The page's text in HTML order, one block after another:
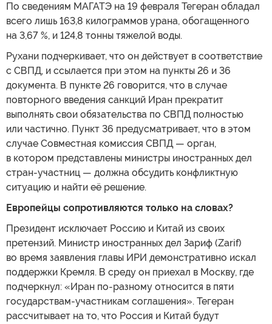
По сведениям МАГАТЭ на 19 февраля Тегеран обладал
всего лишь 163,8 килограммов урана, обогащенного
на 3,67 %, и 124,8 тонны тяжелой воды.
Рухани подчеркивает, что он действует в соответствие
с СВПД, и ссылается при этом на пункты 26 и 36
документа. В пункте 26 говорится, что в случае
повторного введения санкций Иран прекратит
выполнять свои обязательства по СВПД полностью
или частично. Пункт 36 предусматривает, что в этом
случае Совместная комиссия СВПД — орган,
в котором представлены министры иностранных дел
стран-участниц — должна обсудить конфликтную
ситуацию и найти её решение.
Европейцы сопротивляются только на словах?
Президент исключает Россию и Китай из своих
претензий. Министр иностранных дел Зариф (Zarif)
во время заявления главы ИРИ демонстративно искал
поддержки Кремля. В среду он приехал в Москву, где
подчеркнул: «Иран по-разному относится в пяти
государствам-участникам соглашения». Тегеран
рассчитывает на то, что Россия и Китай будут